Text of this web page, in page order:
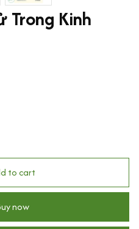
Trong Kinh
to cart
now